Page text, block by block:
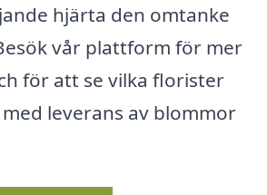
hjärta den omtanke
vår plattform för mer
för att se vilka florister
leverans av blommor